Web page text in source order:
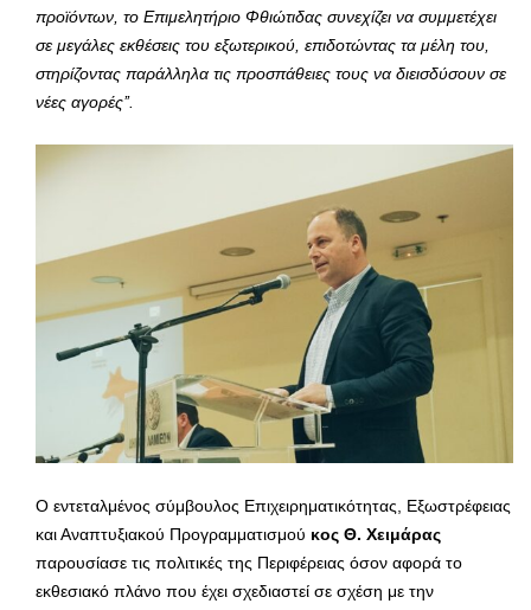
προϊόντων, το Επιμελητήριο Φθιώτιδας συνεχίζει να συμμετέχει
σε μεγάλες εκθέσεις του εξωτερικού, επιδοτώντας τα μέλη του,
στηρίζοντας παράλληλα τις προσπάθειες τους να διεισδύσουν σε
νέες αγορές’’.
Ο εντεταλμένος σύμβουλος Επιχειρηματικότητας, Εξωστρέφειας
και Αναπτυξιακού Προγραμματισμού κος Θ. Χειμάρας
παρουσίασε τις πολιτικές της Περιφέρειας όσον αφορά το
εκθεσιακό πλάνο που έχει σχεδιαστεί σε σχέση με την